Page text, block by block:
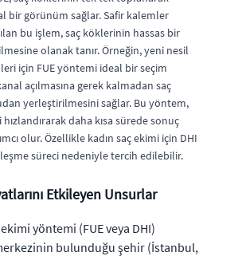
bir görünüm sağlar. Safir kalemler
bu işlem, saç köklerinin hassas bir
olanak tanır. Örneğin, yeni nesil
için FUE yöntemi ideal bir seçim
açılmasına gerek kalmadan saç
yerleştirilmesini sağlar. Bu yöntem,
daha kısa sürede sonuç
olur. Özellikle kadın saç ekimi için DHI
süreci nedeniyle tercih edilebilir.
Etkileyen Unsurlar
yöntemi (FUE veya DHI)
bulunduğu şehir (İstanbul,